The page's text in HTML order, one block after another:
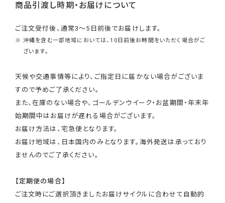
商品引渡し時期・お届けについて
ご注文受付後、通常3～5日前後でお届けします。
※ 沖縄を含む一部地域においては、10日前後お時間をいただく場合がご
ざいます。
天候や交通事情等により、ご指定日に届かない場合がございま
すので予めご了承ください。
また、在庫のない場合や、ゴールデンウイーク・お盆期間・年末年
始期間中はお届けが遅れる場合がございます。
お届け方法は、宅急便となります。
お届け地域は、日本国内のみとなります。海外発送は承っており
ませんのでご了承ください。
【定期便の場合】
ご注文時にご選択頂きましたお届けサイクルに合わせて自動的